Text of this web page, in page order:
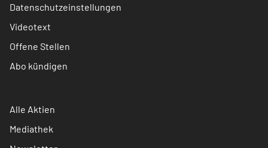
Datenschutzeinstellungen
Videotext
Offene Stellen
Abo kündigen
Alle Aktien
Mediathek